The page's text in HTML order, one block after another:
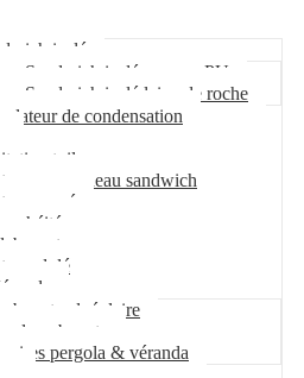
isolé
Sandwich isolé mousse PU
Sandwich isolé laine de roche
de condensation
tuile
pour panneau sandwich
nervuré
ondulé
alvéolaire
pergola & véranda